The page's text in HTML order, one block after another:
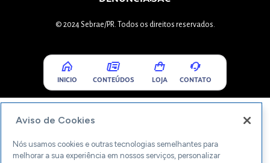
© 2024 Sebrae/PR. Todos os direitos reservados.
INICIO CONTEÚDOS LOJA CONTATO
Aviso de Cookies
Nós usamos cookies e outras tecnologias semelhantes para
melhorar a sua experiência em nossos serviços, personalizar